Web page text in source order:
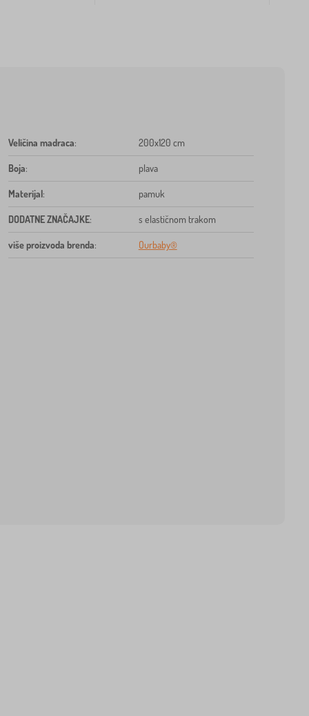
Veličina madraca: 200x120 cm
Boja: plava
Materijal: pamuk
DODATNE ZNAČAJKE: s elastičnom trakom
više proizvoda brenda: Ourbaby®